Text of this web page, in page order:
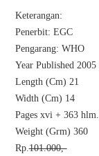
Keterangan:
Penerbit: EGC
Pengarang: WHO
Year Published 2005
Length (Cm) 21
Width (Cm) 14
Pages xvi + 363 hlm.
Weight (Grm) 360
Rp.101.000,-